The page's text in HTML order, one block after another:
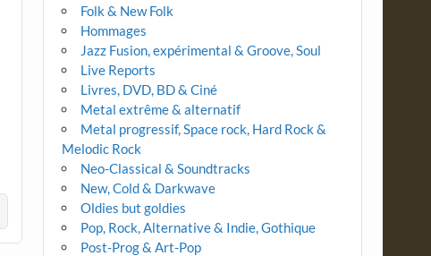
Folk & New Folk
Hommages
Jazz Fusion, expérimental & Groove, Soul
Live Reports
Livres, DVD, BD & Ciné
Metal extrême & alternatif
Metal progressif, Space rock, Hard Rock &
Melodic Rock
Neo-Classical & Soundtracks
New, Cold & Darkwave
Oldies but goldies
Pop, Rock, Alternative & Indie, Gothique
Post-Prog & Art-Pop